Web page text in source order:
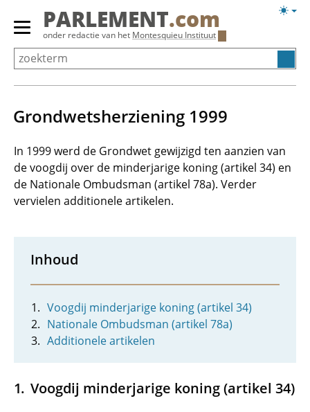
Overslaan
Primair
menu
tonen/verbergen
PARLEMENT.com
onder redactie van het Montesquieu Instituut
Grondwetsherziening 1999
In 1999 werd de Grondwet gewijzigd ten aanzien van
de voogdij over de minderjarige koning (artikel 34) en
de Nationale Ombudsman (artikel 78a). Verder
vervielen additionele artikelen.
Inhoud
Voogdij minderjarige koning (artikel 34)
Nationale Ombudsman (artikel 78a)
Additionele artikelen
Voogdij minderjarige koning (artikel 34)